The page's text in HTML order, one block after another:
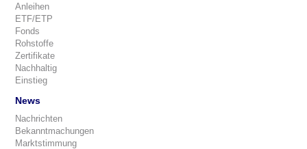
Anleihen
ETF/ETP
Fonds
Rohstoffe
Zertifikate
Nachhaltig
Einstieg
News
Nachrichten
Bekanntmachungen
Marktstimmung